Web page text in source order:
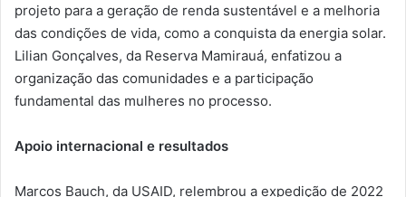
projeto para a geração de renda sustentável e a melhoria
das condições de vida, como a conquista da energia solar.
Lilian Gonçalves, da Reserva Mamirauá, enfatizou a
organização das comunidades e a participação
fundamental das mulheres no processo.
Apoio internacional e resultados
Marcos Bauch, da USAID, relembrou a expedição de 2022